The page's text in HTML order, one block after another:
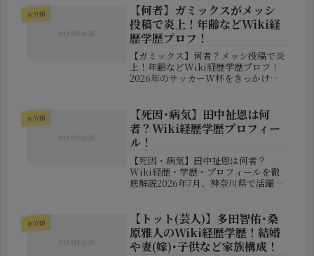
今回のきっかけとなったのは、ソン・
ダウンさんがTikTokに投稿...
未分類
【何者】ガミックスがメッシ
投稿で炎上！年齢などWiki経
歴学歴プロフ！
【ガミックス】何者？メッシ投稿で炎
上！年齢などWiki経歴学歴プロフ！
2026年のサッカーW杯をきっかけ
さん。青い髪と大きなリアクションで
観客席に強烈な印象を残し、海外SN...
未分類
【死因･病気】田中祉恩は何
者？Wiki経歴学歴プロフィー
ル！
【死因・病気】田中祉恩は何者？
Wiki経歴・学歴・プロフィールを徹
底解説2026年7月、神奈川県で活躍し
たことが伝えられ、多くのボディビル
ファンに衝撃が走りました。田中さ...
未分類
【トット(芸人)】多田智佑･桑
原雅人のWiki経歴学歴！結婚
や妻(嫁)･子供など家族構成！